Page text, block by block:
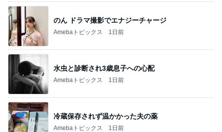
のん ドラマ撮影でエナジーチャージ
Amebaトピックス 1日前
水虫と診断され3歳息子への心配
Amebaトピックス 1日前
冷蔵保存されず温かかった夫の薬
Amebaトピックス 1日前